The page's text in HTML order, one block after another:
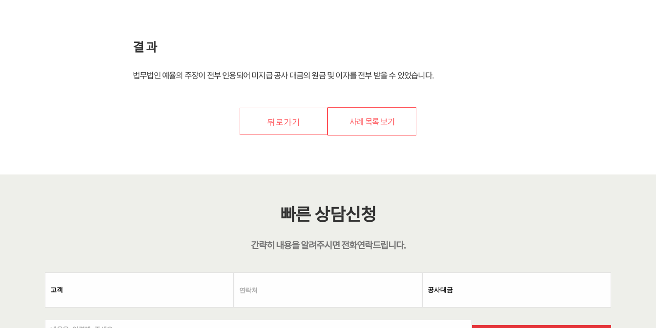
결 과
법무법인 예율의 주장이 전부 인용되어 미지급 공사 대금의 원금 및 이자를 전부 받을 수 있었습니다.
뒤로가기 사례 목록 보기
빠른 상담신청
간략히 내용을 알려주시면전화연락드립니다.